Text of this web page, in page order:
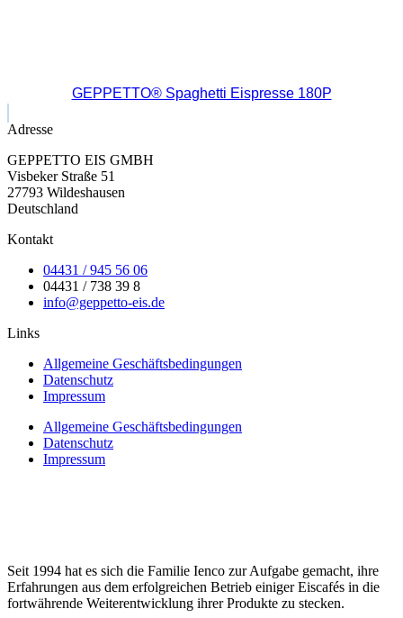
GEPPETTO® Spaghetti Eispresse 180P
Adresse
GEPPETTO EIS GMBH
Visbeker Straße 51
27793 Wildeshausen
Deutschland
Kontakt
04431 / 945 56 06
04431 / 738 39 8
info@geppetto-eis.de
Links
Allgemeine Geschäftsbedingungen
Datenschutz
Impressum
Allgemeine Geschäftsbedingungen
Datenschutz
Impressum
Seit 1994 hat es sich die Familie Ienco zur Aufgabe gemacht, ihre
Erfahrungen aus dem erfolgreichen Betrieb einiger Eiscafés in die
fortwährende Weiterentwicklung ihrer Produkte zu stecken.